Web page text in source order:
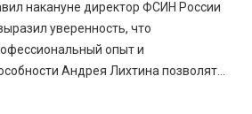
накануне директор ФСИН России
уверенность, что
опыт и
Андрея Лихтина позволят...